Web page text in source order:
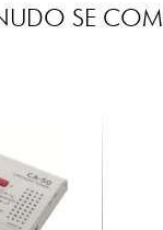
SE